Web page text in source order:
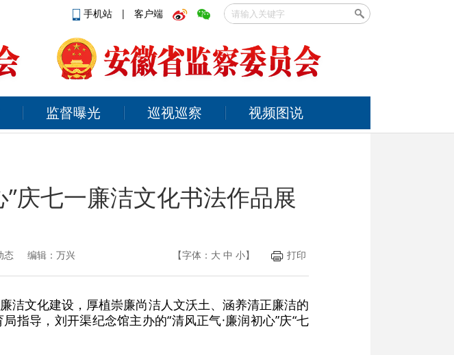
手机站 | 客户端
监督曝光 巡视巡察 视频图说
庆七一廉洁文化书法作品展
态 编辑：万兴 【字体： 大 中 小】 打印
洁文化建设，厚植崇廉尚洁人文沃土、涵养清正廉洁的
指导，刘开渠纪念馆主办的“清风正气·廉润初心”庆“七